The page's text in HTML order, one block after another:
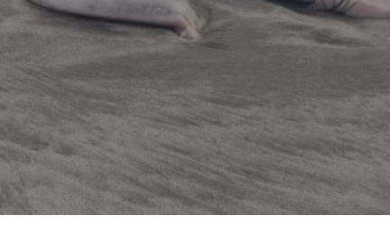
estamos haciendo es ampliando las
a la vivienda propia", manifestó el
Poduje.